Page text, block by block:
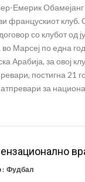
Емерик Обамејанг
францускиот клуб.
со клубот од
во Марсеј по една
Арабија, за овој
постигна 21
за
: Фудбал